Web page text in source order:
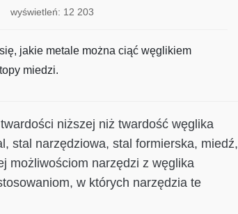
wyświetleń: 12 203
jakie metale można ciąć węglikiem
miedzi.
niższej niż twardość węglika
stal narzędziowa, stal formierska, miedź,
możliwościom narzędzi z węglika
w których narzędzia te